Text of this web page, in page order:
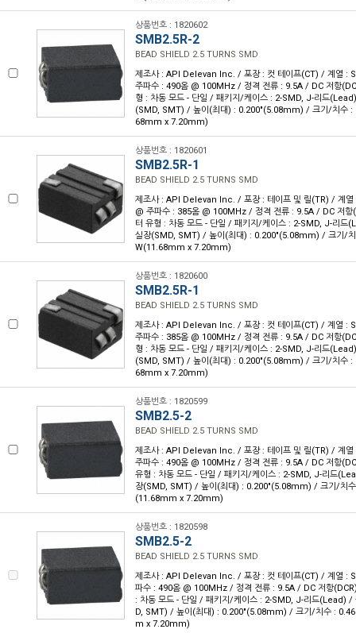
상품번호 : 1820602
SMB2.5R-2
BEAD SHIELD 2.5 TURNS SMD
제조사 : API Delevan Inc. / 포장 : 컷 테이프(CT) / 계열 :
주파수 : 490옴 @ 100MHz / 정격 전류 : 9.5A / DC 저항
형 : 차동 모드 - 단일 / 패키지/케이스 : 2-SMD, J-리드
(SMD, SMT) / 높이(최대) : 0.200"(5.08mm) / 크기/치수 :
68mm x 7.20mm)
상품번호 : 1820601
SMB2.5R-1
BEAD SHIELD 2.5 TURNS SMD
제조사 : API Delevan Inc. / 포장 : 테이프 및 릴(TR) / 계열
@ 주파수 : 385옴 @ 100MHz / 정격 전류 : 9.5A / DC 저
터 유형 : 차동 모드 - 단일 / 패키지/케이스 : 2-SMD, J-리드
실장(SMD, SMT) / 높이(최대) : 0.200"(5.08mm) / 크기/
W(11.68mm x 7.20mm)
상품번호 : 1820600
SMB2.5R-1
BEAD SHIELD 2.5 TURNS SMD
제조사 : API Delevan Inc. / 포장 : 컷 테이프(CT) / 계열 :
주파수 : 385옴 @ 100MHz / 정격 전류 : 9.5A / DC 저항
형 : 차동 모드 - 단일 / 패키지/케이스 : 2-SMD, J-리드
(SMD, SMT) / 높이(최대) : 0.200"(5.08mm) / 크기/치수 :
68mm x 7.20mm)
상품번호 : 1820599
SMB2.5-2
BEAD SHIELD 2.5 TURNS SMD
제조사 : API Delevan Inc. / 포장 : 테이프 및 릴(TR) / 계
주파수 : 490옴 @ 100MHz / 정격 전류 : 9.5A / DC 저항
유형 : 차동 모드 - 단일 / 패키지/케이스 : 2-SMD, J-리드
장(SMD, SMT) / 높이(최대) : 0.200"(5.08mm) / 크기/치
(11.68mm x 7.20mm)
상품번호 : 1820598
SMB2.5-2
BEAD SHIELD 2.5 TURNS SMD
제조사 : API Delevan Inc. / 포장 : 컷 테이프(CT) / 계열 :
파수 : 490옴 @ 100MHz / 정격 전류 : 9.5A / DC 저항
: 차동 모드 - 단일 / 패키지/케이스 : 2-SMD, J-리드(Lead) /
D, SMT) / 높이(최대) : 0.200"(5.08mm) / 크기/치수 :
m x 7.20mm)